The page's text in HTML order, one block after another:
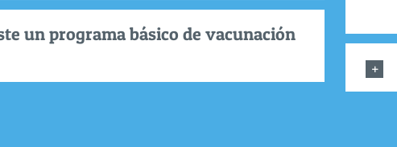
un programa básico de vacunación